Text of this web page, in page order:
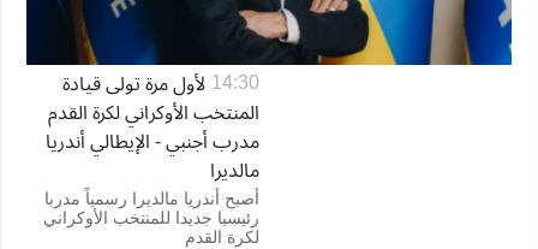
14:30 لأول مرة تولى قيادة
المنتخب الأوكراني لكرة القدم
مدرب أجنبي - الإيطالي أندريا
مالديرا
أصبح أندريا مالديرا رسمياً مدربا
رئيسيا جديدا للمنتخب الأوكراني
لكرة القدم